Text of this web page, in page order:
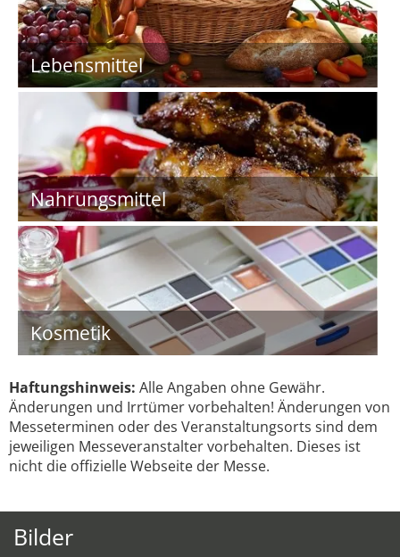
Lebensmittel
Nahrungsmittel
Kosmetik
Haftungshinweis: Alle Angaben ohne Gewähr.
Änderungen und Irrtümer vorbehalten! Änderungen von
Messeterminen oder des Veranstaltungsorts sind dem
jeweiligen Messeveranstalter vorbehalten. Dieses ist
nicht die offizielle Webseite der Messe.
Bilder